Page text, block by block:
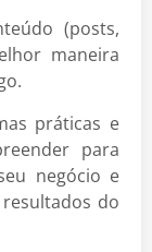
(posts,
maneira
práticas e
para
negócio e
do